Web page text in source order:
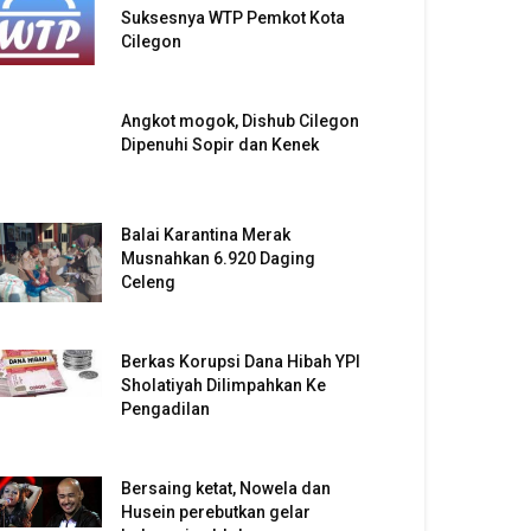
Suksesnya WTP Pemkot Kota
Cilegon
Angkot mogok, Dishub Cilegon
Dipenuhi Sopir dan Kenek
Balai Karantina Merak
Musnahkan 6.920 Daging
Celeng
Berkas Korupsi Dana Hibah YPI
Sholatiyah Dilimpahkan Ke
Pengadilan
Bersaing ketat, Nowela dan
Husein perebutkan gelar